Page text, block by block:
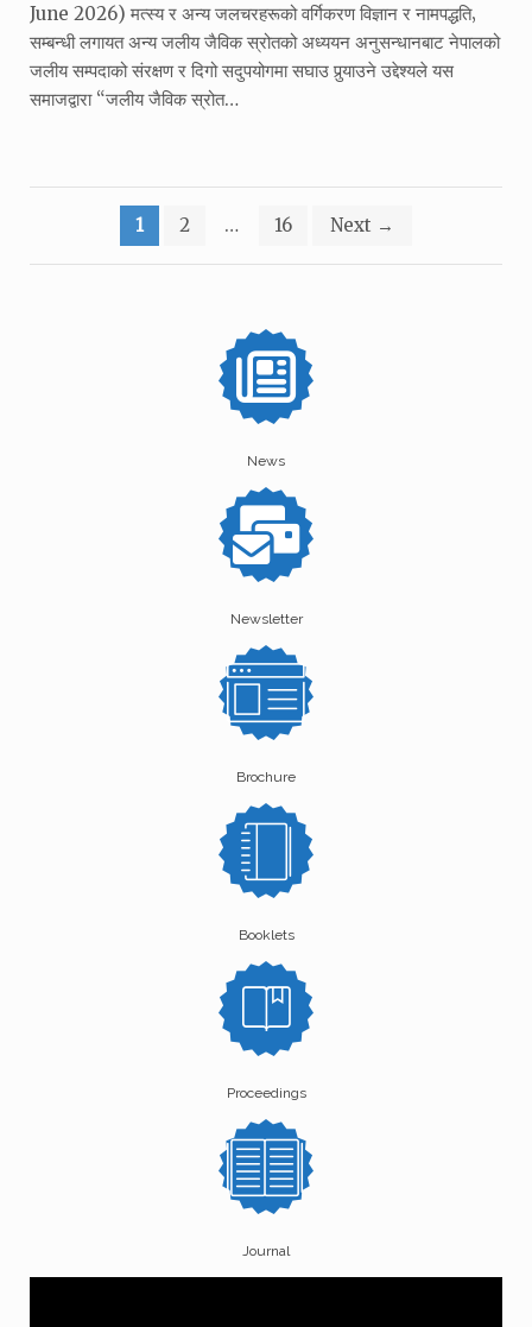
June 2026) मत्स्य र अन्य जलचरहरूको वर्गिकरण विज्ञान र नामपद्धति‚
सम्बन्धी लगायत अन्य जलीय जैविक स्रोतको अध्ययन अनुसन्धानबाट नेपालको
जलीय सम्पदाको संरक्षण र दिगो सदुपयोगमा सघाउ पुर्‍याउने उद्देश्यले यस
समाजद्वारा “जलीय जैविक स्रोत…
pagination
1 2 … 16 Next →
News
Newsletter
Brochure
Booklets
Proceedings
Journal